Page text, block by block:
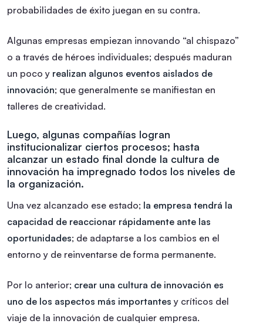
probabilidades de éxito juegan en su contra.
Algunas empresas empiezan innovando “al chispazo”
o a través de héroes individuales; después maduran
un poco y realizan algunos eventos aislados de
innovación; que generalmente se manifiestan en
talleres de creatividad.
Luego, algunas compañías logran
institucionalizar ciertos procesos; hasta
alcanzar un estado final donde la cultura de
innovación ha impregnado todos los niveles de
la organización.
Una vez alcanzado ese estado; la empresa tendrá la
capacidad de reaccionar rápidamente ante las
oportunidades; de adaptarse a los cambios en el
entorno y de reinventarse de forma permanente.
Por lo anterior; crear una cultura de innovación es
uno de los aspectos más importantes y críticos del
viaje de la innovación de cualquier empresa.